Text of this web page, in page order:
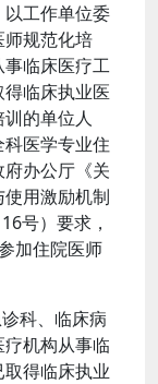
工作单位委
规范化培
临床医疗工
临床执业医
的单位人
医学专业住
办公厅《关
用激励机制
号）要求，
加住院医师
科、临床病
机构从事临
得临床执业